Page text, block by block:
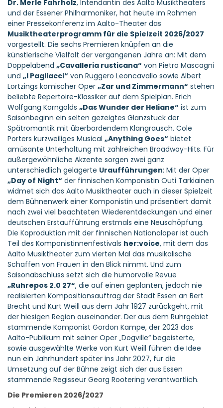
und der Essener Philharmoniker, hat heute im Rahmen
einer Pressekonferenz im Aalto-Theater das
Musiktheaterprogramm für die Spielzeit 2026/2027
vorgestellt. Die sechs Premieren knüpfen an die
künstlerische Vielfalt der vergangenen Jahre an: Mit dem
Doppelabend „Cavalleria rusticana“ von Pietro Mascagni
und„I Pagliacci“von Ruggero Leoncavallo sowie Albert
Lortzings komischer Oper„Zar und Zimmermann“stehen
beliebte Repertoire-Klassiker auf dem Spielplan. Erich
Wolfgang Korngolds„Das Wunder der Heliane“ist zum
Saisonbeginn ein selten gezeigtes Glanzstück der
Spätromantik mit überbordendem Klangrausch. Cole
Porters kurzweiliges Musical„Anything Goes“bietet
amüsante Unterhaltung mit zahlreichen Broadway-Hits. Für
außergewöhnliche Akzente sorgen zwei ganz
unterschiedlich gelagerteUraufführungen: Mit der Oper
„Day of Night“ der finnischen Komponistin Outi Tarkiainen
widmet sich das Aalto Musiktheater auch in dieser Spielzeit
dem Bühnenwerk einer Komponistin und präsentiert damit
nach zwei viel beachteten Wiederentdeckungen und einer
deutschen Erstaufführung erstmals eine Neuschöpfung.
Die Koproduktion mit der finnischen Nationaloper ist auch
Teil des Komponistinnenfestivalsher:voice, mit dem das
Aalto Musiktheater zum vierten Mal das musikalische
Schaffen von Frauen in den Blick nimmt. Und zum
Saisonabschluss setzt sich die humorvolle Revue
„Ruhrepos 2.0 27“, die auf einen geplanten, jedoch nie
realisierten Kompositionsauftrag der Stadt Essen an Bert
Brecht und Kurt Weill aus dem Jahr 1927 zurückgeht, mit
der hiesigen Region auseinander. Der aus dem Ruhrgebiet
stammende Komponist Gordon Kampe, der 2023 das
Aalto-Publikum mit seiner Oper „Dogville“ begeisterte,
sowie ausgewählte Werke von Kurt Weill führen die Idee
nun ein Jahrhundert später ins Jahr 2027, für die
Umsetzung auf der Bühne zeigt sich der aus Essen
stammende Regisseur Georg Rootering verantwortlich.